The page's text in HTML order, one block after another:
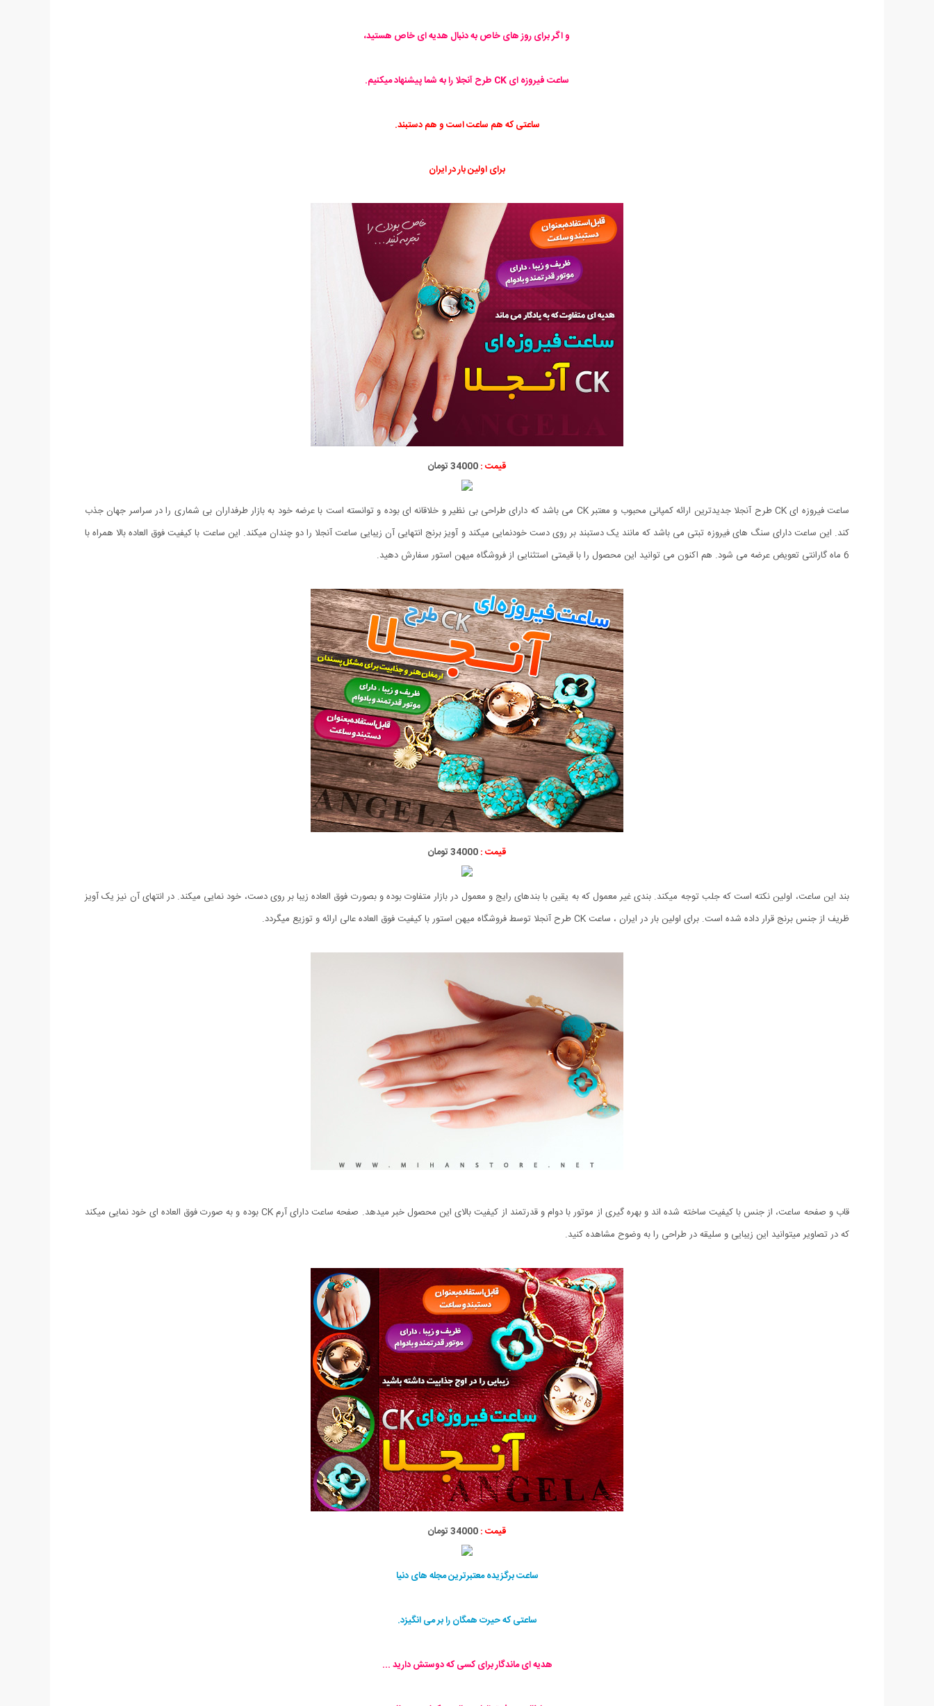
و اگر برای روز های خاص به دنبال هدیه ای خاص هستید،
ساعت فیروزه ای CK طرح آنجلا را به شما پیشنهاد میکنیم.
ساعتی که هم ساعت است و هم دستبند.
برای اولین بار در ایران
قیمت :34000 تومان
ساعت فیروزه ای CK طرح آنجلا جدیدترین ارائه کمپانی محبوب و معتبر CK می باشد که دارای طراحی بی نظیر و خلاقانه ای بوده و توانسته است با عرضه خود به بازار طرفداران بی شماری را در سراسر جهان جذب
کند. این ساعت دارای سنگ های فیروزه تبتی می باشد که مانند یک دستبند بر روی دست خودنمایی میکند و آویز برنج انتهایی آن زیبایی ساعت آنجلا را دو چندان میکند. این ساعت با کیفیت فوق العاده بالا همراه با
6 ماه گارانتی تعویض عرضه می شود. هم اکنون می توانید این محصول را با قیمتی استثنایی از فروشگاه میهن استور سفارش دهید.
قیمت :34000 تومان
بند این ساعت، اولین نکته است که جلب توجه میکند. بندی غیر معمول که به یقین با بندهای رایج و معمول در بازار متفاوت بوده و بصورت فوق العاده زیبا بر روی دست، خود نمایی میکند. در انتهای آن نیز یک آویز
ظریف از جنس برنج قرار داده شده است. برای اولین بار در ایران ، ساعت CK طرح آنجلا توسط فروشگاه میهن استور با کیفیت فوق العاده عالی ارائه و توزیع میگردد.
قاب و صفحه ساعت، از جنس با کیفیت ساخته شده اند و بهره گیری از موتور با دوام و قدرتمند از کیفیت بالای این محصول خبر میدهد. صفحه ساعت دارای آرم CK بوده و به صورت فوق العاده ای خود نمایی میکند
که در تصاویر میتوانید این زیبایی و سلیقه در طراحی را به وضوح مشاهده کنید.
قیمت :34000 تومان
ساعت برگزیده معتبرترین مجله های دنیا
ساعتی که حیرت همگان را بر می انگیزد.
هدیه ای ماندگار برای کسی که دوستش دارید ...